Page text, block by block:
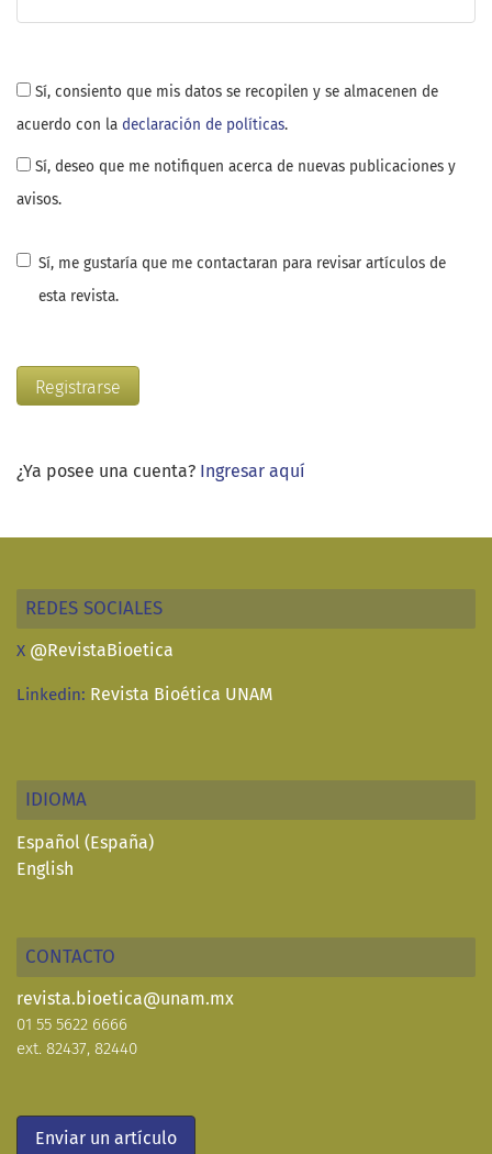
acuerdo con la declaración de políticas.
avisos.
Sí, me gustaría que me contactaran para revisar artículos de
esta revista.
Registrarse
¿Ya posee una cuenta? Ingresar aquí
REDES SOCIALES
X @RevistaBioetica
Linkedin: Revista Bioética UNAM
IDIOMA
Español (España)
English
CONTACTO
revista.bioetica@unam.mx
01 55 5622 6666
ext. 82437, 82440
Enviar un artículo